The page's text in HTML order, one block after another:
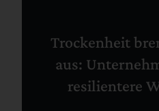
Trockenheit
aus:
resilientere